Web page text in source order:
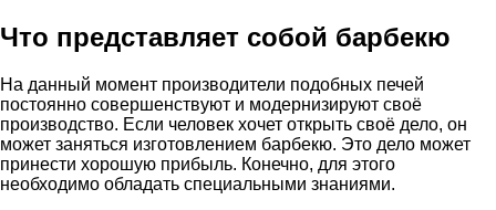
Что представляет собой барбекю
На данный момент производители подобных печей
постоянно совершенствуют и модернизируют своё
производство. Если человек хочет открыть своё дело, он
может заняться изготовлением барбекю. Это дело может
принести хорошую прибыль. Конечно, для этого
необходимо обладать специальными знаниями.